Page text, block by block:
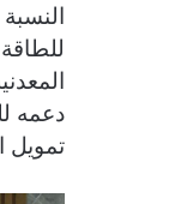
دعمه
تمويل